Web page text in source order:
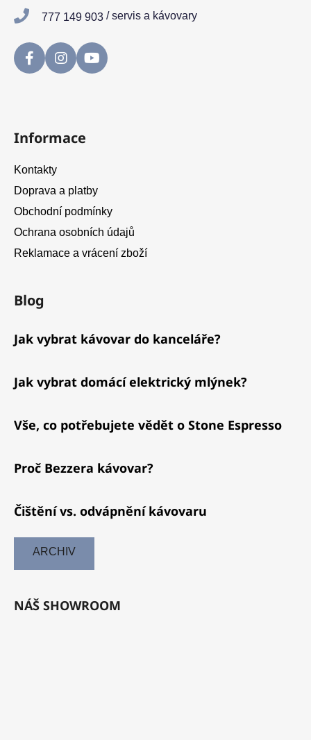
777 149 903 / servis a kávovary
Informace
Kontakty
Doprava a platby
Obchodní podmínky
Ochrana osobních údajů
Reklamace a vrácení zboží
Blog
Jak vybrat kávovar do kanceláře?
Jak vybrat domácí elektrický mlýnek?
Vše, co potřebujete vědět o Stone Espresso
Proč Bezzera kávovar?
Čištění vs. odvápnění kávovaru
ARCHIV
NÁŠ SHOWROOM